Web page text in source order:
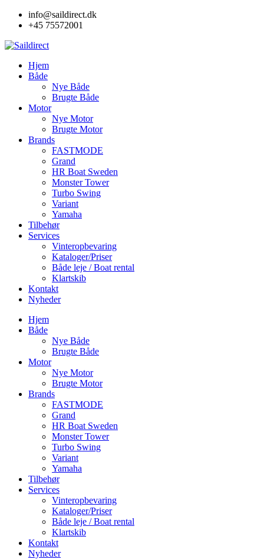
Skip
info@saildirect.dk
+45 75572001
Hjem
Både
Nye Både
Brugte Både
Motor
Nye Motor
Brugte Motor
Brands
FASTMODE
Grand
HR Boat Sweden
Monster Tower
Turbo Swing
Variant
Yamaha
Tilbehør
Services
Vinteropbevaring
Kataloger/Priser
Både leje / Boat rental
Klartskib
Kontakt
Nyheder
Hjem
Både
Nye Både
Brugte Både
Motor
Nye Motor
Brugte Motor
Brands
FASTMODE
Grand
HR Boat Sweden
Monster Tower
Turbo Swing
Variant
Yamaha
Tilbehør
Services
Vinteropbevaring
Kataloger/Priser
Både leje / Boat rental
Klartskib
Kontakt
Nyheder